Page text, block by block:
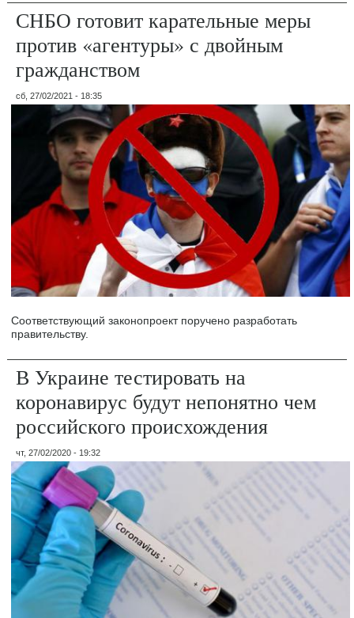
СНБО готовит карательные меры
против «агентуры» с двойным
гражданством
сб, 27/02/2021 - 18:35
Соответствующий законопроект поручено разработать
правительству.
В Украине тестировать на
коронавирус будут непонятно чем
российского происхождения
чт, 27/02/2020 - 19:32